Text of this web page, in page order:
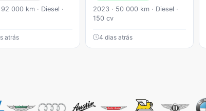
92 000 km · Diesel ·
atrás
2023 · 50 000 km · Diesel ·
150 cv
4 dias atrás